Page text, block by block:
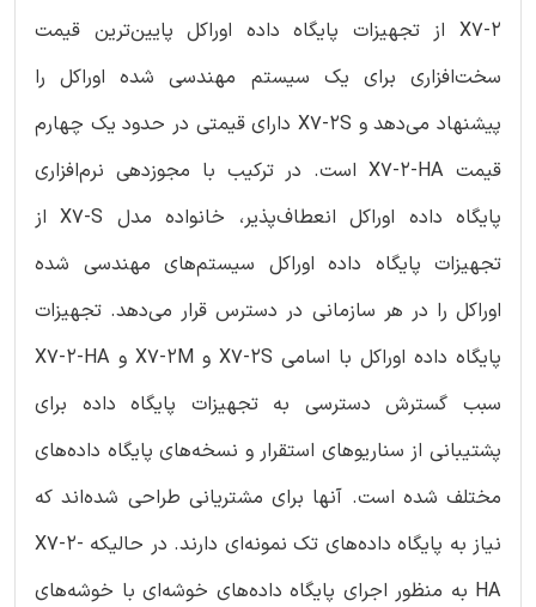
X7-2 از تجهیزات پایگاه داده اوراکل پایین‌ترین قیمت
سخت‌افزاری برای یک سیستم مهندسی شده اوراکل را
پیشنهاد می‌دهد و X7-2S دارای قیمتی در حدود یک چهارم
قیمت X7-2-HA است. در ترکیب با مجوزدهی نرم‌افزاری
پایگاه داده اوراکل انعطاف‌پذیر، خانواده مدل X7-S از
تجهیزات پایگاه داده اوراکل سیستم‌های مهندسی شده
اوراکل را در هر سازمانی در دسترس قرار می‌دهد. تجهیزات
پایگاه داده اوراکل با اسامی X7-2S و X7-2M و X7-2-HA
سبب گسترش دسترسی به تجهیزات پایگاه داده برای
پشتیبانی از سناریوهای استقرار و نسخه‌های پایگاه داده‌های
مختلف شده است. آنها برای مشتریانی طراحی شده‌اند که
نیاز به پایگاه داده‌های تک نمونه‌ای دارند. در حالیکه X7-2-
HA به منظور اجرای پایگاه داده‌های خوشه‌ای با خوشه‌های